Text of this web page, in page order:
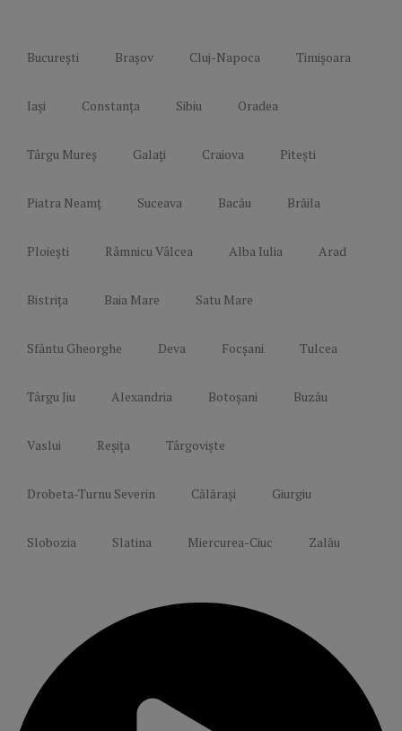
București Brașov Cluj-Napoca Timișoara
Iași Constanța Sibiu Oradea
Târgu Mureș Galați Craiova Pitești
Piatra Neamț Suceava Bacău Brăila
Ploiești Râmnicu Vâlcea Alba Iulia Arad
Bistrița Baia Mare Satu Mare
Sfântu Gheorghe Deva Focșani Tulcea
Târgu Jiu Alexandria Botoșani Buzău
Vaslui Reșița Târgoviște
Drobeta-Turnu Severin Călărași Giurgiu
Slobozia Slatina Miercurea-Ciuc Zalău